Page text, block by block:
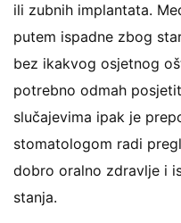
ili zubnih implantata.
putem ispadne zbog
bez ikakvog osjetnog
potrebno odmah
slučajevima ipak je
stomatologom radi
dobro oralno zdravlje i
stanja.